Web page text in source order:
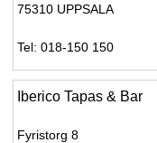
75310 UPPSALA
Tel: 018-150 150
Iberico Tapas & Bar
Fyristorg 8